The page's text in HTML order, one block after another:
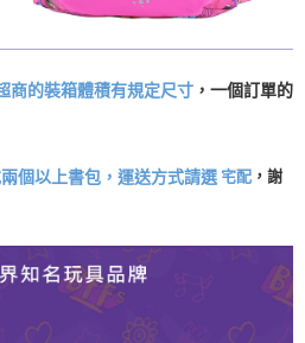
商的裝箱體積有規定尺寸 ，一個訂單的
個以上書包，運送方式請選 宅配 ，謝